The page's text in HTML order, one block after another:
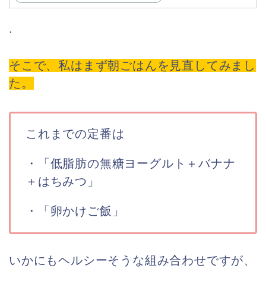
.
そこで、私はまず朝ごはんを見直してみまし
た。
これまでの定番は
・「低脂肪の無糖ヨーグルト＋バナナ
＋はちみつ」
・「卵かけご飯」
いかにもヘルシーそうな組み合わせですが、